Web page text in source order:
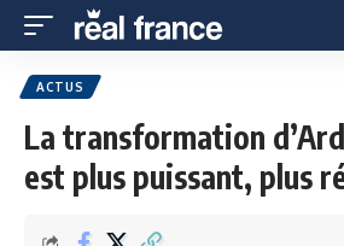
ACTUS
La transformation
est plus puissant, plus